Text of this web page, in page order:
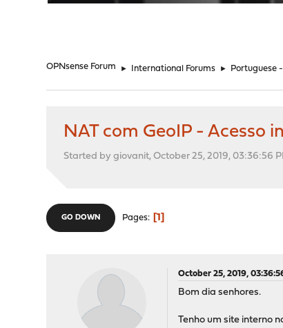
OPNsense Forum ► International Forums ► Portuguese
NAT com GeoIP - Acesso
Started by giovanit, October 25, 2019, 03:36:56
GO DOWN Pages 1
October 25, 2019,
Bom dia senhores.
Tenho um site interno